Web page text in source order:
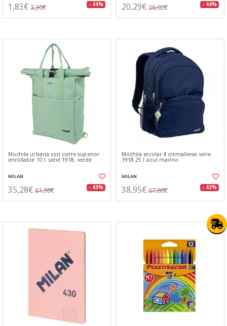
1,83€ 3,30€ - 44% 20,29€ 36,02€ - 44%
Mochila urbana con cierre superior
enrollable 10 l. serie 1918, verde
MILAN
35,28€ 61,98€ - 43%
Mochila escolar 4 cremalleras serie
1918 25 l azul marino
MILAN
38,95€ 67,86€ - 43%